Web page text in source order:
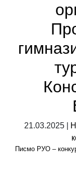
21.03.2025 |
Писмо РУО –